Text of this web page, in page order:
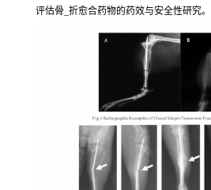
评估骨_折愈合药物的药效与安全性研究。